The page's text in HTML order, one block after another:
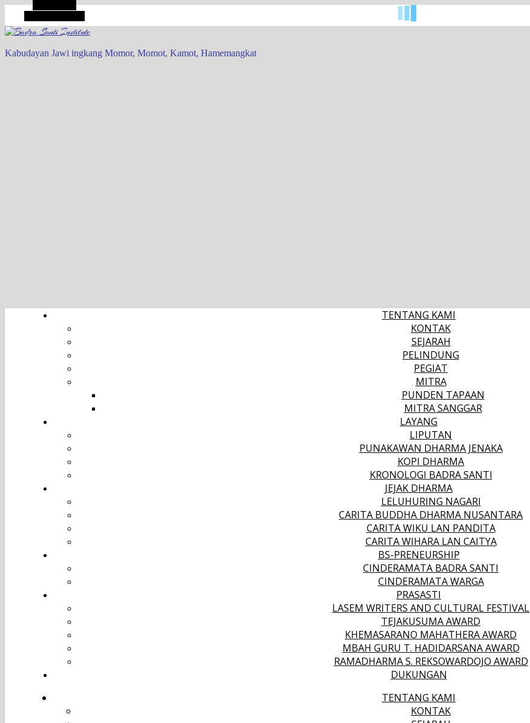
Kabudayan Jawi ingkang Momor, Momot, Kamot, Hamemangkat
TENTANG KAMI
KONTAK
SEJARAH
PELINDUNG
PEGIAT
MITRA
PUNDEN TAPAAN
MITRA SANGGAR
LAYANG
LIPUTAN
PUNAKAWAN DHARMA JENAKA
KOPI DHARMA
KRONOLOGI BADRA SANTI
JEJAK DHARMA
LELUHURING NAGARI
CARITA BUDDHA DHARMA NUSANTARA
CARITA WIKU LAN PANDITA
CARITA WIHARA LAN CAITYA
BS-PRENEURSHIP
CINDERAMATA BADRA SANTI
CINDERAMATA WARGA
PRASASTI
LASEM WRITERS AND CULTURAL FESTIVAL
TEJAKUSUMA AWARD
KHEMASARANO MAHATHERA AWARD
MBAH GURU T. HADIDARSANA AWARD
RAMADHARMA S. REKSOWARDOJO AWARD
DUKUNGAN
TENTANG KAMI
KONTAK